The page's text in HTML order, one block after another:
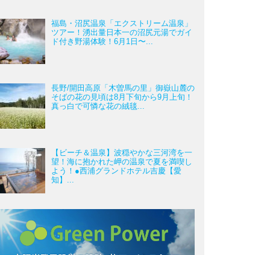
福島・沼尻温泉「エクストリーム温泉」
ツアー！湧出量日本一の沼尻元湯でガイ
ド付き野湯体験！6月1日〜...
長野/開田高原「木曽馬の里」御嶽山麓の
そばの花の見頃は8月下旬から9月上旬！
真っ白で可憐な花の絨毯...
【ビーチ＆温泉】波穏やかな三河湾を一
望！海に抱かれた岬の温泉で夏を満喫し
よう！●西浦グランドホテル吉慶【愛
知】...